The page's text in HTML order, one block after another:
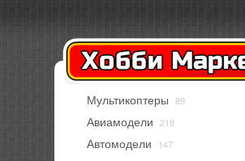
Мультикоптеры 89
Авиамодели 218
Автомодели 147